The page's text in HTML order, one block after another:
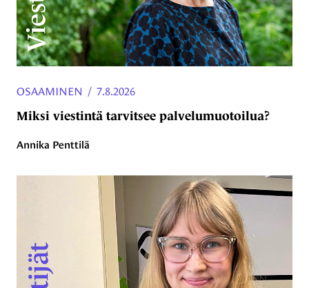
Miksi viestintä tarvitsee palvelumuotoilua?
OSAAMINEN / 7.8.2026
Annika Penttilä